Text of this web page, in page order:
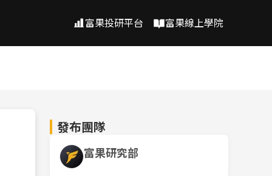
富果投研平台 富果線上學院
發布團隊
富果研究部